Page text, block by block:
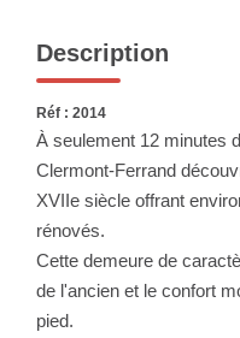
Description
Réf : 2014
À seulement 12 minutes
Clermont-Ferrand
XVIIe siècle offrant
rénovés.
Cette demeure de
de l'ancien et le confort
pied.